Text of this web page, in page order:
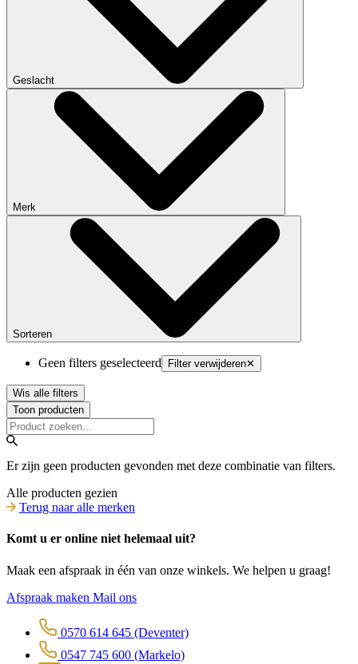
Geslacht
Merk
Sorteren
Geen filters geselecteerd Filter verwijderen✕
Wis alle filters
Toon producten
Er zijn geen producten gevonden met deze combinatie van filters.
Alle producten gezien
Terug naar alle merken
Komt u er online niet helemaal uit?
Maak een afspraak in één van onze winkels. We helpen u graag!
Afspraak maken Mail ons
0570 614 645 (Deventer)
0547 745 600 (Markelo)